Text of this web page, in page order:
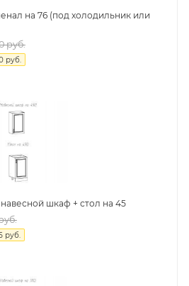
на 76 (под холодильник или
руб.
руб.
шкаф + стол на 45
руб.